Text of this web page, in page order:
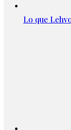
Lo que